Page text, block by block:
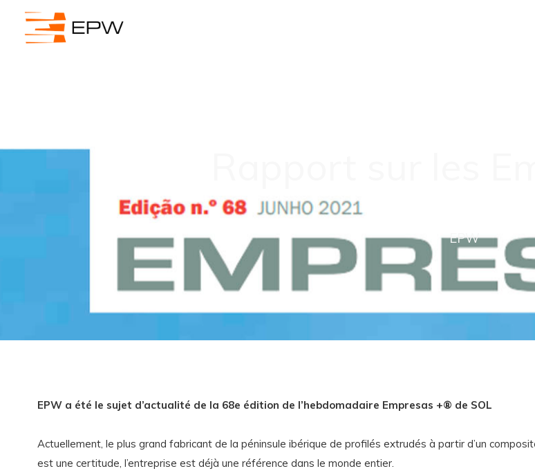
Rapport sur les
EPW
EPW a été le sujet d’actualité de la 68e édition de l’hebdomadaire Empresas +® de SOL
Actuellement, le plus grand fabricant de la péninsule ibérique de profilés extrudés à partir d’un
est une certitude, l’entreprise est déjà une référence dans le monde entier.